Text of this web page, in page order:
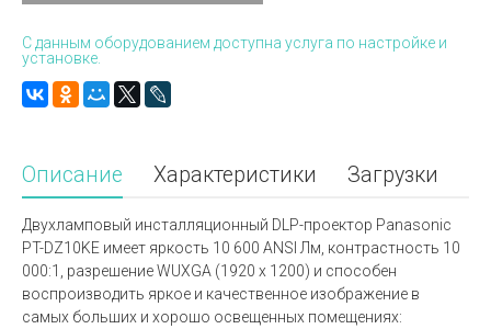
С данным оборудованием доступна услуга по настройке и
установке.
Описание Характеристики Загрузки
Двухламповый инсталляционный DLP-проектор Panasonic
PT-DZ10KE имеет яркость 10 600 ANSI Лм, контрастность 10
000:1, разрешение WUXGA (1920 x 1200) и способен
воспроизводить яркое и качественное изображение в
самых больших и хорошо освещенных помещениях: